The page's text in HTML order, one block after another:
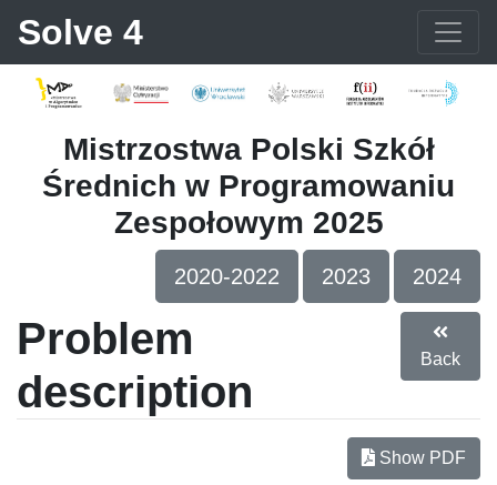
Solve 4
Mistrzostwa Polski Szkół
Średnich w Programowaniu
Zespołowym 2025
2020-2022 2023 2024
Problem
description
Back
Show PDF